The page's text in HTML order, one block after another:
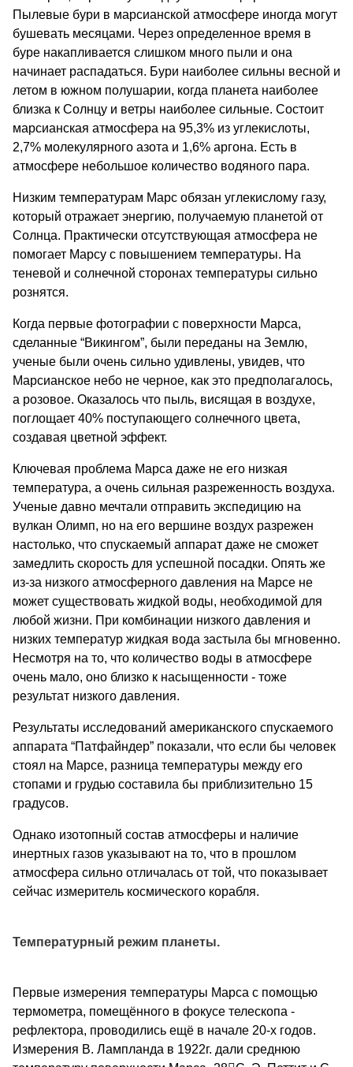
Пылевые бури в марсианской атмосфере иногда могут
бушевать месяцами. Через определенное время в
буре накапливается слишком много пыли и она
начинает распадаться. Бури наиболее сильны весной и
летом в южном полушарии, когда планета наиболее
близка к Солнцу и ветры наиболее сильные. Состоит
марсианская атмосфера на 95,3% из углекислоты,
2,7% молекулярного азота и 1,6% аргона. Есть в
атмосфере небольшое количество водяного пара.
Низким температурам Марс обязан углекислому газу,
который отражает энергию, получаемую планетой от
Солнца. Практически отсутствующая атмосфера не
помогает Марсу с повышением температуры. На
теневой и солнечной сторонах температуры сильно
рознятся.
Когда первые фотографии с поверхности Марса,
сделанные “Викингом”, были переданы на Землю,
ученые были очень сильно удивлены, увидев, что
Марсианское небо не черное, как это предполагалось,
а розовое. Оказалось что пыль, висящая в воздухе,
поглощает 40% поступающего солнечного цвета,
создавая цветной эффект.
Ключевая проблема Марса даже не его низкая
температура, а очень сильная разреженность воздуха.
Ученые давно мечтали отправить экспедицию на
вулкан Олимп, но на его вершине воздух разрежен
настолько, что спускаемый аппарат даже не сможет
замедлить скорость для успешной посадки. Опять же
из-за низкого атмосферного давления на Марсе не
может существовать жидкой воды, необходимой для
любой жизни. При комбинации низкого давления и
низких температур жидкая вода застыла бы мгновенно.
Несмотря на то, что количество воды в атмосфере
очень мало, оно близко к насыщенности - тоже
результат низкого давления.
Результаты исследований американского спускаемого
аппарата “Патфайндер” показали, что если бы человек
стоял на Марсе, разница температуры между его
стопами и грудью составила бы приблизительно 15
градусов.
Однако изотопный состав атмосферы и наличие
инертных газов указывают на то, что в прошлом
атмосфера сильно отличалась от той, что показывает
сейчас измеритель космического корабля.
Температурный режим планеты.
Первые измерения температуры Марса с помощью
термометра, помещённого в фокусе телескопа -
рефлектора, проводились ещё в начале 20-х годов.
Измерения В. Лампланда в 1922г. дали среднюю